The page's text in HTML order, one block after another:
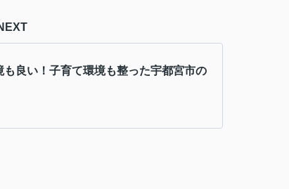
も良い！子育て環境も整った宇都宮市の